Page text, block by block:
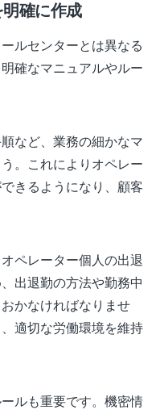
確に作成
ルセンターとは異なる
確なマニュアルやルー
など、業務の細かなマ
。これによりオペレー
きるようになり、顧客
ペレーター個人の出退
出退勤の方法や勤務中
かなければなりませ
適切な労働環境を維持
ルも重要です。機密情